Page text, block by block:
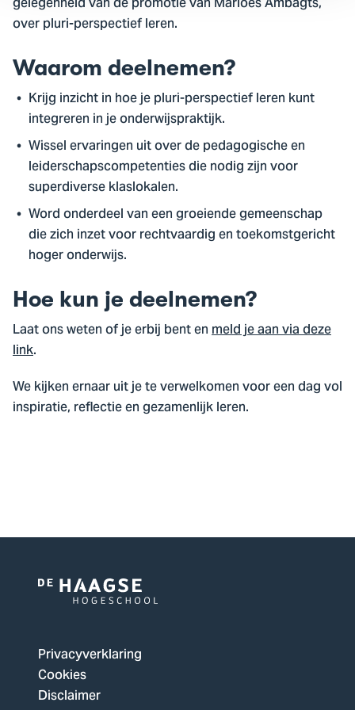
over pluri-perspectief leren.
Waarom deelnemen?
Krijg inzicht in hoe je pluri-perspectief leren kunt
integreren in je onderwijspraktijk.
Wissel ervaringen uit over de pedagogische en
leiderschapscompetenties die nodig zijn voor
superdiverse klaslokalen.
Word onderdeel van een groeiende gemeenschap
die zich inzet voor rechtvaardig en toekomstgericht
hoger onderwijs.
Hoe kun je deelnemen?
Laat ons weten of je erbij bent enmeld je aan via deze
link.
We kijken ernaar uit je te verwelkomen voor een dag vol
inspiratie, reflectie en gezamenlijk leren.
Logo
De
Haagse
Hogeschool,
ga
Privacyverklaring
Cookies
Disclaimer